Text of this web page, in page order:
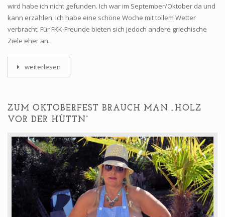
wird habe ich nicht gefunden. Ich war im September/Oktober da und
kann erzählen. Ich habe eine schöne Woche mit tollem Wetter
verbracht. Für FKK-Freunde bieten sich jedoch andere griechische
Ziele eher an.
weiterlesen
ZUM OKTOBERFEST BRAUCH MAN „HOLZ
VOR DER HÜTTN“